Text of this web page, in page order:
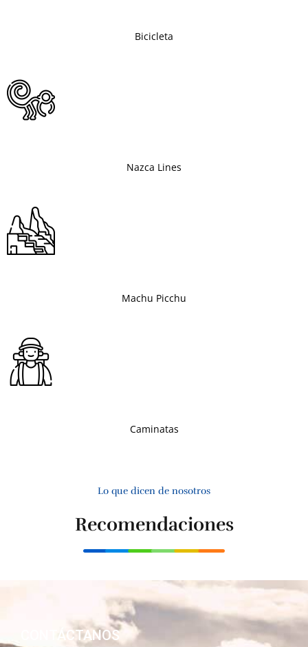
Bicicleta
Nazca Lines
Machu Picchu
Caminatas
Lo que dicen de nosotros
Recomendaciones
CONTÁCTANOS